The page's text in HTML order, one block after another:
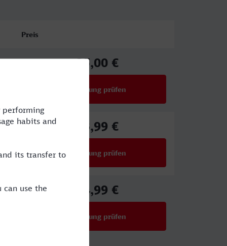
Preis
35,00 €
Verbindung prüfen
43,99 €
Verbindung prüfen
34,99 €
Verbindung prüfen